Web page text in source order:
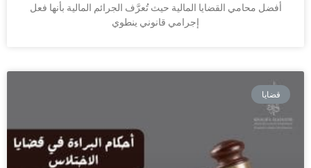
أفضل محامي القضايا المالية حيث تُعرَّف الجرائم المالية بأنها فعل
إجرامي قانوني ينطوي
قضايا